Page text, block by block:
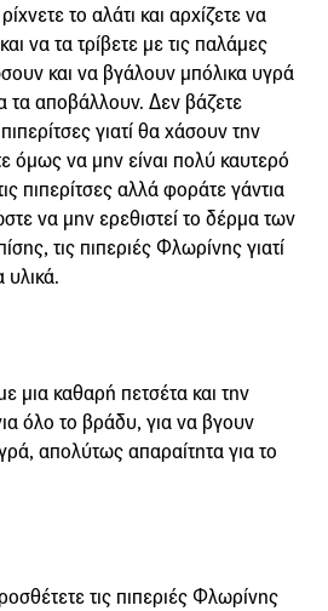
το αλάτι και αρχίζετε να
να τα τρίβετε με τις παλάμες
και να βγάλουν μπόλικα υγρά
τα αποβάλλουν. Δεν βάζετε
γιατί θα χάσουν την
όμως να μην είναι πολύ καυτερό
πιπερίτσες αλλά φοράτε γάντια
να μην ερεθιστεί το δέρμα των
τις πιπεριές Φλωρίνης γιατί
υλικά.
μια καθαρή πετσέτα και την
όλο το βράδυ, για να βγουν
απολύτως απαραίτητα για το
τις πιπεριές Φλωρίνης